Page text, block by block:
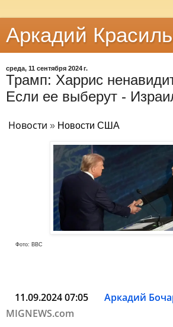
Аркадий
среда, 11 сентября 2024 г.
Трамп: Харрис
Если ее выберут -
Новости » Новости США
Фото: ВВС
11.09.2024 07:05
Аркадий
MIGNEWS.com